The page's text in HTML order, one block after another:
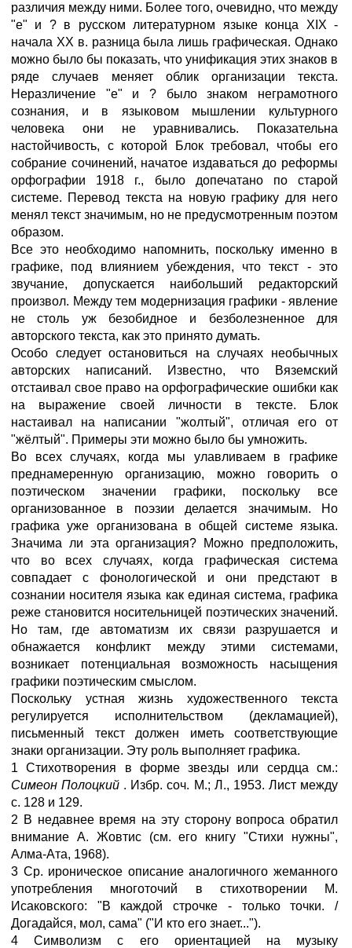
различия между ними. Более того, очевидно, что между
"е" и ? в русском литературном языке конца XIX -
начала XX в. разница была лишь графическая. Однако
можно было бы показать, что унификация этих знаков в
ряде случаев меняет облик организации текста.
Неразличение "е" и ? было знаком неграмотного
сознания, и в языковом мышлении культурного
человека они не уравнивались. Показательна
настойчивость, с которой Блок требовал, чтобы его
собрание сочинений, начатое издаваться до реформы
орфографии 1918 г., было допечатано по старой
системе. Перевод текста на новую графику для него
менял текст значимым, но не предусмотренным поэтом
образом.
Все это необходимо напомнить, поскольку именно в
графике, под влиянием убеждения, что текст - это
звучание, допускается наибольший редакторский
произвол. Между тем модернизация графики - явление
не столь уж безобидное и безболезненное для
авторского текста, как это принято думать.
Особо следует остановиться на случаях необычных
авторских написаний. Известно, что Вяземский
отстаивал свое право на орфографические ошибки как
на выражение своей личности в тексте. Блок
настаивал на написании "жолтый", отличая его от
"жёлтый". Примеры эти можно было бы умножить.
Во всех случаях, когда мы улавливаем в графике
преднамеренную организацию, можно говорить о
поэтическом значении графики, поскольку все
организованное в поэзии делается значимым. Но
графика уже организована в общей системе языка.
Значима ли эта организация? Можно предположить,
что во всех случаях, когда графическая система
совпадает с фонологической и они предстают в
сознании носителя языка как единая система, графика
реже становится носительницей поэтических значений.
Но там, где автоматизм их связи разрушается и
обнажается конфликт между этими системами,
возникает потенциальная возможность насыщения
графики поэтическим смыслом.
Поскольку устная жизнь художественного текста
регулируется исполнительством (декламацией),
письменный текст должен иметь соответствующие
знаки организации. Эту роль выполняет графика.
1 Стихотворения в форме звезды или сердца см.:
Симеон Полоцкий . Избр. соч. М.; Л., 1953. Лист между
с. 128 и 129.
2 В недавнее время на эту сторону вопроса обратил
внимание А. Жовтис (см. его книгу "Стихи нужны",
Алма-Ата, 1968).
3 Ср. ироническое описание аналогичного жеманного
употребления многоточий в стихотворении М.
Исаковского: "В каждой строчке - только точки. /
Догадайся, мол, сама" ("И кто его знает...").
4 Символизм с его ориентацией на музыку